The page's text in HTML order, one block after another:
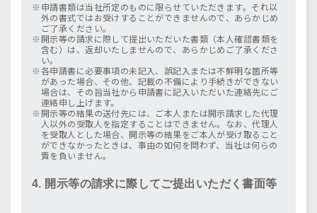
申請書類は当社所定のものに限らせていただきます。それ以
外の書式ではお受けすることができませんので、あらかじめ
ご了承ください。
開示等の請求に際して提出いただいた書類（本人確認書類を
含む）は、返却いたしませんので、あらかじめご了承くださ
い。
各申請書に必要事項の未記入、誤記入または不鮮明な箇所等
があった場合、その他、記載の不備により手続きができない
場合は、その旨当社から申請書に記入いただいた連絡先にご
連絡申し上げます。
開示等の結果の送付先には、ご本人または開示請求した代理
人以外の受取人を指定することはできません。なお、代理人
を受取人とした場合、開示等の結果をご本人が受け取ること
ができなかったときは、事由の如何を問わず、当社は何らの
責を負いません。
4. 開示等の請求に際してご提出いただく書面等